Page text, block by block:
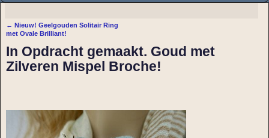
Bericht navigatie
← Nieuw! Geelgouden Solitair Ring
met Ovale Brilliant!
In Opdracht gemaakt. Goud met
Zilveren Mispel Broche!